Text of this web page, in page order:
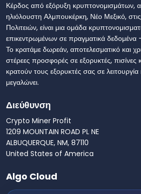
Κέρδος από εξόρυξη κρυπτονομισμάτων,
ηλιόλουστη Αλμπουκέρκη, Νέο Μεξικό,
Πολιτειών, είναι μια ομάδα
επικεντρωμένων σε πραγματικά δεδομένα
Το κρατάμε δωρεάν, αποτελεσματικό και
στέρεες προσφορές σε εξορυκτές, πισίνες
κρατούν τους εξορυκτές σας σε
μεγαλώνει.
Διεύθυνση
Crypto Miner Profit
1209 MOUNTAIN ROAD PL NE
ALBUQUERQUE, NM, 87110
United States of America
Algo Cloud